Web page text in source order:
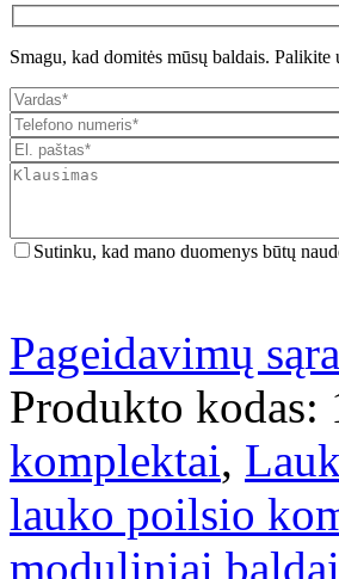
Smagu, kad domitės mūsų baldais. Palikite
Sutinku, kad mano duomenys būtų
Pageidavimų
Produkto kodas:
komplektai,
lauko poilsio
moduliniai baldai